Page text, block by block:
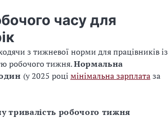
часу для
з тижневої норми для працівників із
робочого тижня.Нормальна
(у 2025 році мінімальна зарплатаза
тривалість робочого тижня